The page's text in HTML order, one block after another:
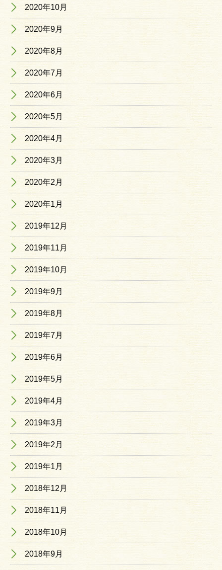
2020年10月
2020年9月
2020年8月
2020年7月
2020年6月
2020年5月
2020年4月
2020年3月
2020年2月
2020年1月
2019年12月
2019年11月
2019年10月
2019年9月
2019年8月
2019年7月
2019年6月
2019年5月
2019年4月
2019年3月
2019年2月
2019年1月
2018年12月
2018年11月
2018年10月
2018年9月